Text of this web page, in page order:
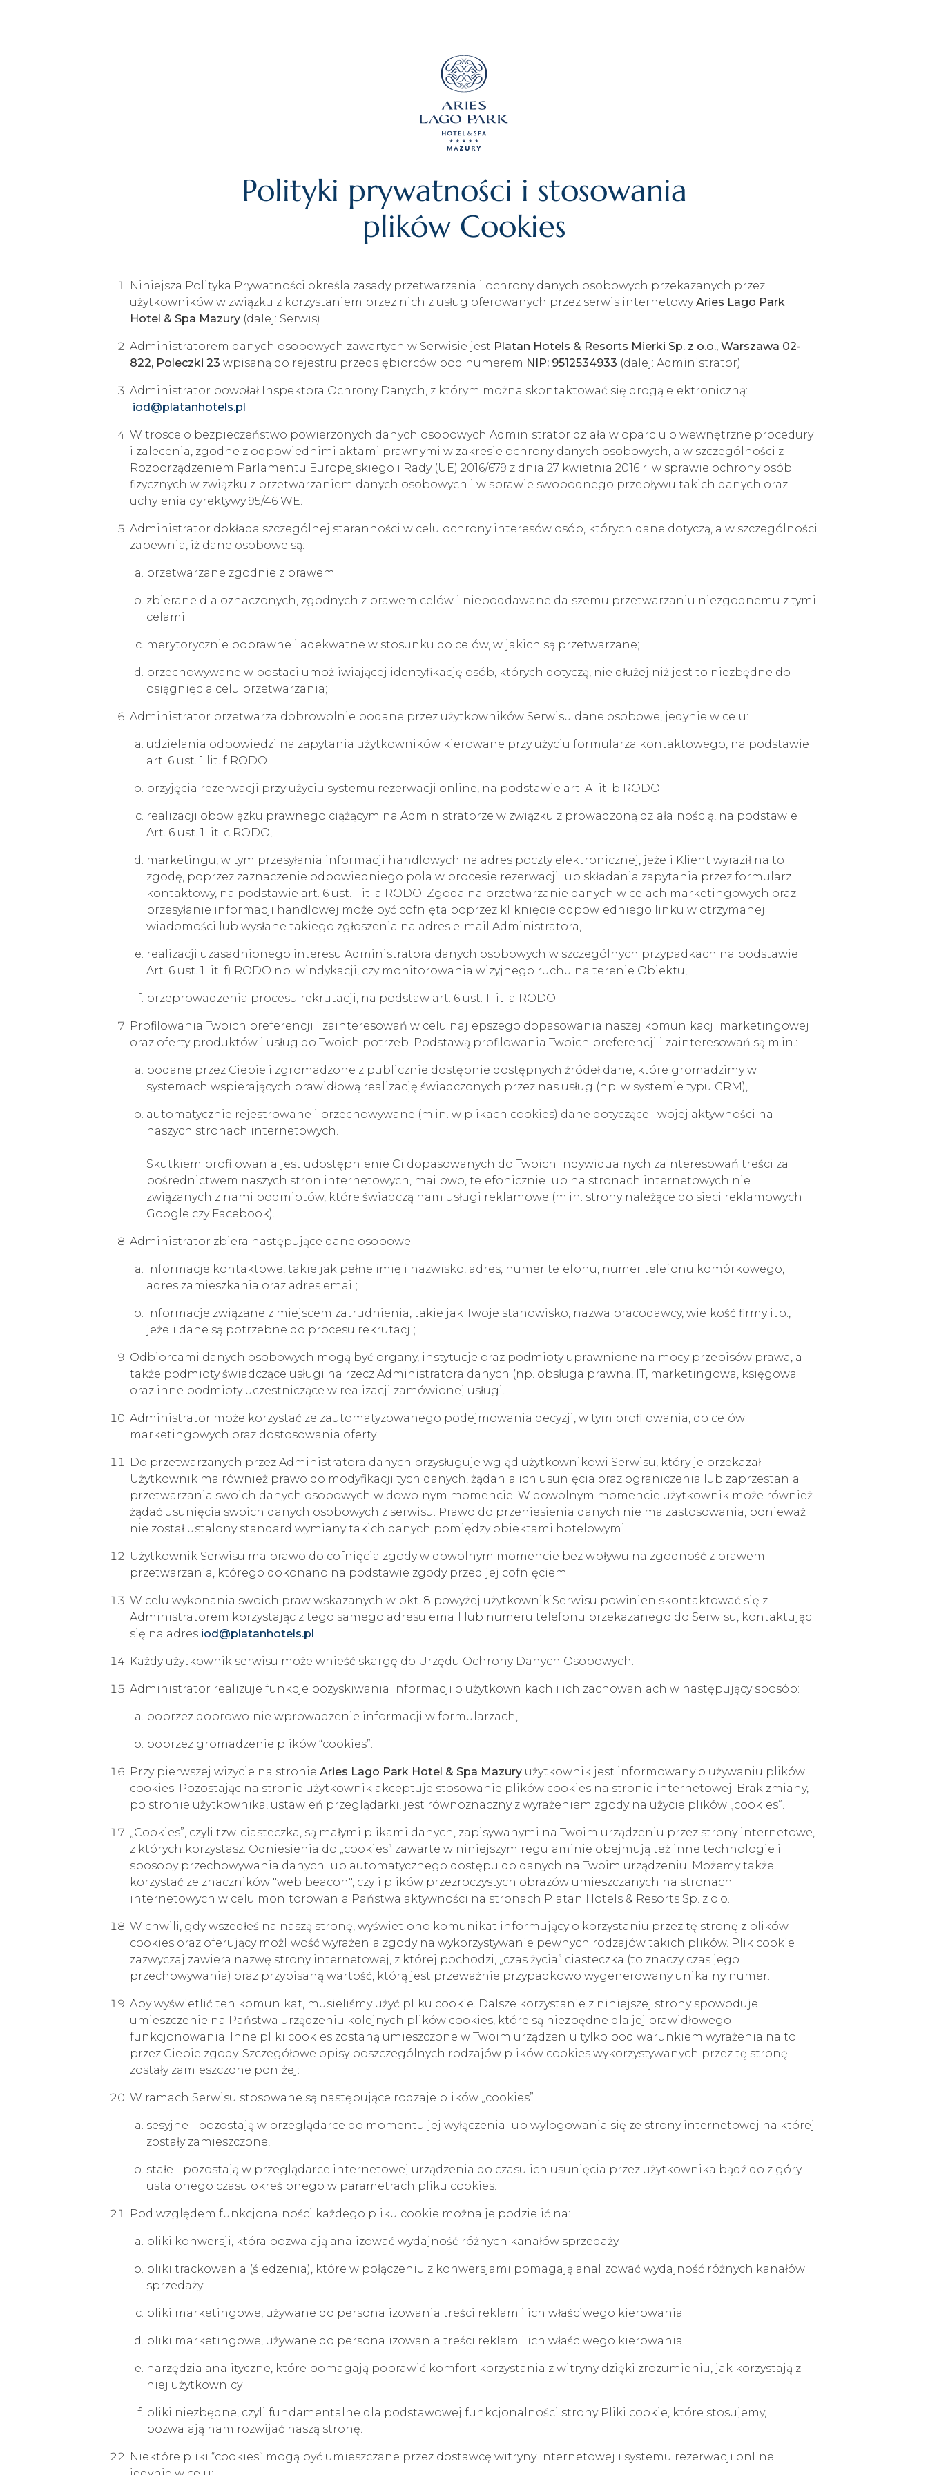
Polityki prywatności i stosowania
plików Cookies
Niniejsza Polityka Prywatności określa zasady przetwarzania i ochrony danych osobowych przekazanych przez
użytkowników w związku z korzystaniem przez nich z usług oferowanych przez serwis internetowyAries Lago Park
Hotel & Spa Mazury (dalej: Serwis)
Administratorem danych osobowych zawartych w Serwisie jest Platan Hotels & Resorts Mierki Sp. z o.o., Warszawa 02-
822, Poleczki 23 wpisaną do rejestru przedsiębiorców pod numerem NIP: 9512534933 (dalej: Administrator).
Administrator powołał Inspektora Ochrony Danych, z którym można skontaktować się drogą elektroniczną:
iod@platanhotels.pl
W trosce o bezpieczeństwo powierzonych danych osobowych Administrator działa w oparciu o wewnętrzne procedury
i zalecenia, zgodne z odpowiednimi aktami prawnymi w zakresie ochrony danych osobowych, a w szczególności z
Rozporządzeniem Parlamentu Europejskiego i Rady (UE) 2016/679 z dnia 27 kwietnia 2016 r. w sprawie ochrony osób
fizycznych w związku z przetwarzaniem danych osobowych i w sprawie swobodnego przepływu takich danych oraz
uchylenia dyrektywy 95/46 WE.
Administrator dokłada szczególnej staranności w celu ochrony interesów osób, których dane dotyczą, a w szczególności
zapewnia, iż dane osobowe są:
przetwarzane zgodnie z prawem;
zbierane dla oznaczonych, zgodnych z prawem celów i niepoddawane dalszemu przetwarzaniu niezgodnemu z tymi
celami;
merytorycznie poprawne i adekwatne w stosunku do celów, w jakich są przetwarzane;
przechowywane w postaci umożliwiającej identyfikację osób, których dotyczą, nie dłużej niż jest to niezbędne do
osiągnięcia celu przetwarzania;
Administrator przetwarza dobrowolnie podane przez użytkowników Serwisu dane osobowe, jedynie w celu:
udzielania odpowiedzi na zapytania użytkowników kierowane przy użyciu formularza kontaktowego, na podstawie
art. 6 ust. 1 lit. f RODO
przyjęcia rezerwacji przy użyciu systemu rezerwacji online, na podstawie art. A lit. b RODO
realizacji obowiązku prawnego ciążącym na Administratorze w związku z prowadzoną działalnością, na podstawie
Art. 6 ust. 1 lit. c RODO,
marketingu, w tym przesyłania informacji handlowych na adres poczty elektronicznej, jeżeli Klient wyraził na to
zgodę, poprzez zaznaczenie odpowiedniego pola w procesie rezerwacji lub składania zapytania przez formularz
kontaktowy, na podstawie art. 6 ust.1 lit. a RODO. Zgoda na przetwarzanie danych w celach marketingowych oraz
przesyłanie informacji handlowej może być cofnięta poprzez kliknięcie odpowiedniego linku w otrzymanej
wiadomości lub wysłane takiego zgłoszenia na adres e-mail Administratora,
realizacji uzasadnionego interesu Administratora danych osobowych w szczególnych przypadkach na podstawie
Art. 6 ust. 1 lit. f) RODO np. windykacji, czy monitorowania wizyjnego ruchu na terenie Obiektu,
przeprowadzenia procesu rekrutacji, na podstaw art. 6 ust. 1 lit. a RODO.
Profilowania Twoich preferencji i zainteresowań w celu najlepszego dopasowania naszej komunikacji marketingowej
oraz oferty produktów i usług do Twoich potrzeb. Podstawą profilowania Twoich preferencji i zainteresowań są m.in.:
podane przez Ciebie i zgromadzone z publicznie dostępnie dostępnych źródeł dane, które gromadzimy w
systemach wspierających prawidłową realizację świadczonych przez nas usług (np. w systemie typu CRM),
automatycznie rejestrowane i przechowywane (m.in. w plikach cookies) dane dotyczące Twojej aktywności na
naszych stronach internetowych.
Skutkiem profilowania jest udostępnienie Ci dopasowanych do Twoich indywidualnych zainteresowań treści za
pośrednictwem naszych stron internetowych, mailowo, telefonicznie lub na stronach internetowych nie
związanych z nami podmiotów, które świadczą nam usługi reklamowe (m.in. strony należące do sieci reklamowych
Google czy Facebook).
Administrator zbiera następujące dane osobowe:
Informacje kontaktowe, takie jak pełne imię i nazwisko, adres, numer telefonu, numer telefonu komórkowego,
adres zamieszkania oraz adres email;
Informacje związane z miejscem zatrudnienia, takie jak Twoje stanowisko, nazwa pracodawcy, wielkość firmy itp.,
jeżeli dane są potrzebne do procesu rekrutacji;
Odbiorcami danych osobowych mogą być organy, instytucje oraz podmioty uprawnione na mocy przepisów prawa, a
także podmioty świadczące usługi na rzecz Administratora danych (np. obsługa prawna, IT, marketingowa, księgowa
oraz inne podmioty uczestniczące w realizacji zamówionej usługi.
Administrator może korzystać ze zautomatyzowanego podejmowania decyzji, w tym profilowania, do celów
marketingowych oraz dostosowania oferty.
Do przetwarzanych przez Administratora danych przysługuje wgląd użytkownikowi Serwisu, który je przekazał.
Użytkownik ma również prawo do modyfikacji tych danych, żądania ich usunięcia oraz ograniczenia lub zaprzestania
przetwarzania swoich danych osobowych w dowolnym momencie. W dowolnym momencie użytkownik może również
żądać usunięcia swoich danych osobowych z serwisu. Prawo do przeniesienia danych nie ma zastosowania, ponieważ
nie został ustalony standard wymiany takich danych pomiędzy obiektami hotelowymi.
Użytkownik Serwisu ma prawo do cofnięcia zgody w dowolnym momencie bez wpływu na zgodność z prawem
przetwarzania, którego dokonano na podstawie zgody przed jej cofnięciem.
W celu wykonania swoich praw wskazanych w pkt. 8 powyżej użytkownik Serwisu powinien skontaktować się z
Administratorem korzystając z tego samego adresu email lub numeru telefonu przekazanego do Serwisu, kontaktując
się na adres iod@platanhotels.pl
Każdy użytkownik serwisu może wnieść skargę do Urzędu Ochrony Danych Osobowych.
Administrator realizuje funkcje pozyskiwania informacji o użytkownikach i ich zachowaniach w następujący sposób:
poprzez dobrowolnie wprowadzenie informacji w formularzach,
poprzez gromadzenie plików “cookies”.
Przy pierwszej wizycie na stronie Aries Lago Park Hotel & Spa Mazury użytkownik jest informowany o używaniu plików
cookies. Pozostając na stronie użytkownik akceptuje stosowanie plików cookies na stronie internetowej. Brak zmiany,
po stronie użytkownika, ustawień przeglądarki, jest równoznaczny z wyrażeniem zgody na użycie plików „cookies”.
„Cookies”, czyli tzw. ciasteczka, są małymi plikami danych, zapisywanymi na Twoim urządzeniu przez strony internetowe,
z których korzystasz. Odniesienia do „cookies” zawarte w niniejszym regulaminie obejmują też inne technologie i
sposoby przechowywania danych lub automatycznego dostępu do danych na Twoim urządzeniu. Możemy także
korzystać ze znaczników "web beacon", czyli plików przezroczystych obrazów umieszczanych na stronach
internetowych w celu monitorowania Państwa aktywności na stronach Platan Hotels & Resorts Sp. z o.o.
W chwili, gdy wszedłeś na naszą stronę, wyświetlono komunikat informujący o korzystaniu przez tę stronę z plików
cookies oraz oferujący możliwość wyrażenia zgody na wykorzystywanie pewnych rodzajów takich plików. Plik cookie
zazwyczaj zawiera nazwę strony internetowej, z której pochodzi, „czas życia” ciasteczka (to znaczy czas jego
przechowywania) oraz przypisaną wartość, którą jest przeważnie przypadkowo wygenerowany unikalny numer.
Aby wyświetlić ten komunikat, musieliśmy użyć pliku cookie. Dalsze korzystanie z niniejszej strony spowoduje
umieszczenie na Państwa urządzeniu kolejnych plików cookies, które są niezbędne dla jej prawidłowego
funkcjonowania. Inne pliki cookies zostaną umieszczone w Twoim urządzeniu tylko pod warunkiem wyrażenia na to
przez Ciebie zgody. Szczegółowe opisy poszczególnych rodzajów plików cookies wykorzystywanych przez tę stronę
zostały zamieszczone poniżej:
W ramach Serwisu stosowane są następujące rodzaje plików „cookies”
sesyjne - pozostają w przeglądarce do momentu jej wyłączenia lub wylogowania się ze strony internetowej na której
zostały zamieszczone,
stałe - pozostają w przeglądarce internetowej urządzenia do czasu ich usunięcia przez użytkownika bądź do z góry
ustalonego czasu określonego w parametrach pliku cookies.
Pod względem funkcjonalności każdego pliku cookie można je podzielić na:
pliki konwersji, która pozwalają analizować wydajność różnych kanałów sprzedaży
pliki trackowania (śledzenia), które w połączeniu z konwersjami pomagają analizować wydajność różnych kanałów
sprzedaży
pliki marketingowe, używane do personalizowania treści reklam i ich właściwego kierowania
pliki marketingowe, używane do personalizowania treści reklam i ich właściwego kierowania
narzędzia analityczne, które pomagają poprawić komfort korzystania z witryny dzięki zrozumieniu, jak korzystają z
niej użytkownicy
pliki niezbędne, czyli fundamentalne dla podstawowej funkcjonalności strony Pliki cookie, które stosujemy,
pozwalają nam rozwijać naszą stronę.
Niektóre pliki “cookies” mogą być umieszczane przez dostawcę witryny internetowej i systemu rezerwacji online